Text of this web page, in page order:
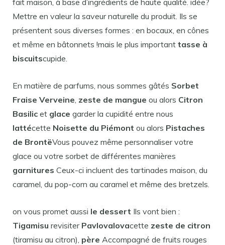
fait maison, à base d’ingrédients de haute qualité. idée?
Mettre en valeur la saveur naturelle du produit. Ils se
présentent sous diverses formes : en bocaux, en cônes
et même en bâtonnets !mais le plus important tasse à
biscuitscupide.
En matière de parfums, nous sommes gâtés Sorbet
Fraise Verveine, zeste de mangue ou alors Citron
Basilic et glace garder la cupidité entre nous
lattécette Noisette du Piémont ou alors Pistaches
de BrontëVous pouvez même personnaliser votre
glace ou votre sorbet de différentes manières
garnitures Ceux-ci incluent des tartinades maison, du
caramel, du pop-corn au caramel et même des bretzels.
on vous promet aussi le dessert Ils vont bien :
Tigamisu revisiterPavlovalovacette zeste de citron
(tiramisu au citron), père Accompagné de fruits rouges